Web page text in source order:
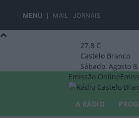
MENU MAIL JORNAIS
27.8 C
Castelo Branco
Sábado, Agosto
Emissão Online
A RÁDIO